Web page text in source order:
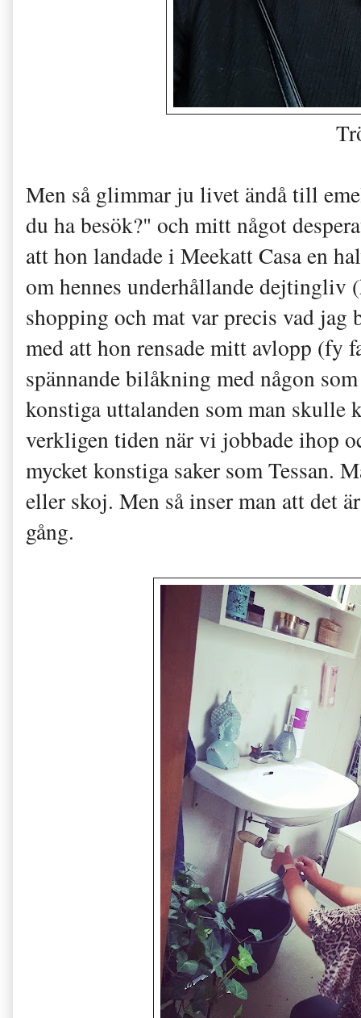
Men så glimmar ju livet ändå till
du ha besök?" och mitt något
att hon landade i Meekatt Casa en
om hennes underhållande dejtingliv
shopping och mat var precis vad jag
med att hon rensade mitt avlopp (fy
spännande bilåkning med någon
konstiga uttalanden som man skulle
verkligen tiden när vi jobbade ihop
mycket konstiga saker som Tessan.
eller skoj. Men så inser man att det
gång.